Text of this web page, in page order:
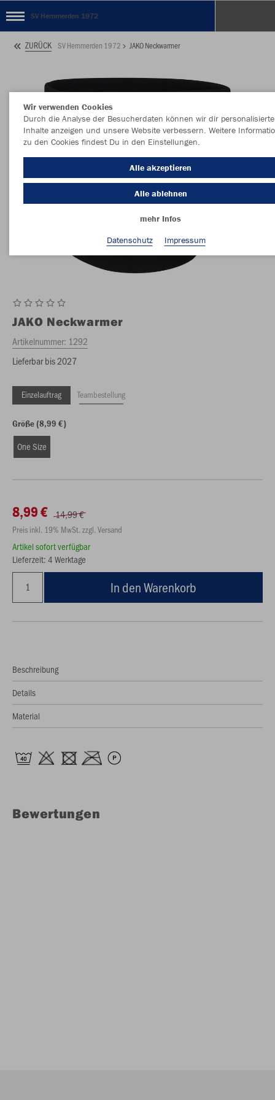
SV Hemmerden 1972
ZURÜCK SV Hemmerden 1972 JAKO Neckwarmer
JAKO Neckwarmer
Artikelnummer: 1292
Lieferbar bis 2027
Einzelauftrag Teambestellung
Größe (8,99 €)
One Size
8,99 € 14,99 €
Preis inkl. 19% MwSt. zzgl. Versand
Artikel sofort verfügbar
Lieferzeit: 4 Werktage
In den Warenkorb
Beschreibung
Details
Material
Bewertungen
Wir verwenden Cookies
Durch die Analyse der Besucherdaten können wir dir personalisierte
Inhalte anzeigen und unsere Website verbessern. Weitere
zu den Cookies findest Du in den Einstellungen.
Alle akzeptieren
Alle ablehnen
mehr Infos
Datenschutz
Impressum